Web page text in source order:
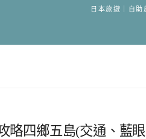
日本旅遊｜自
略四鄉五島(交通、藍